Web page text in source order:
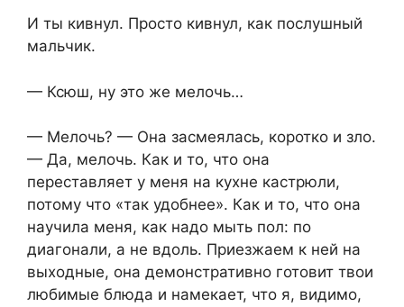
И ты кивнул. Просто кивнул, как послушный
мальчик.
— Ксюш, ну это же мелочь…
— Мелочь? — Она засмеялась, коротко и зло.
— Да, мелочь. Как и то, что она
переставляет у меня на кухне кастрюли,
потому что «так удобнее». Как и то, что она
научила меня, как надо мыть пол: по
диагонали, а не вдоль. Приезжаем к ней на
выходные, она демонстративно готовит твои
любимые блюда и намекает, что я, видимо,